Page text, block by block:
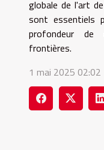
globale de l'art
sont essentiels
profondeur de
frontières.
1 mai 2025 02:02